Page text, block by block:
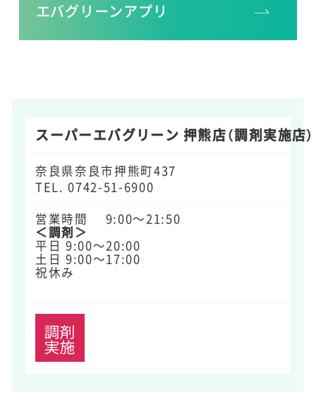
エバグリーンアプリ
スーパーエバグリーン 押熊店（調剤実施店）
奈良県奈良市押熊町437
TEL. 0742-51-6900
9:00～21:50
＜調剤＞
平日 9:00～20:00
土日 9:00～17:00
祝休み